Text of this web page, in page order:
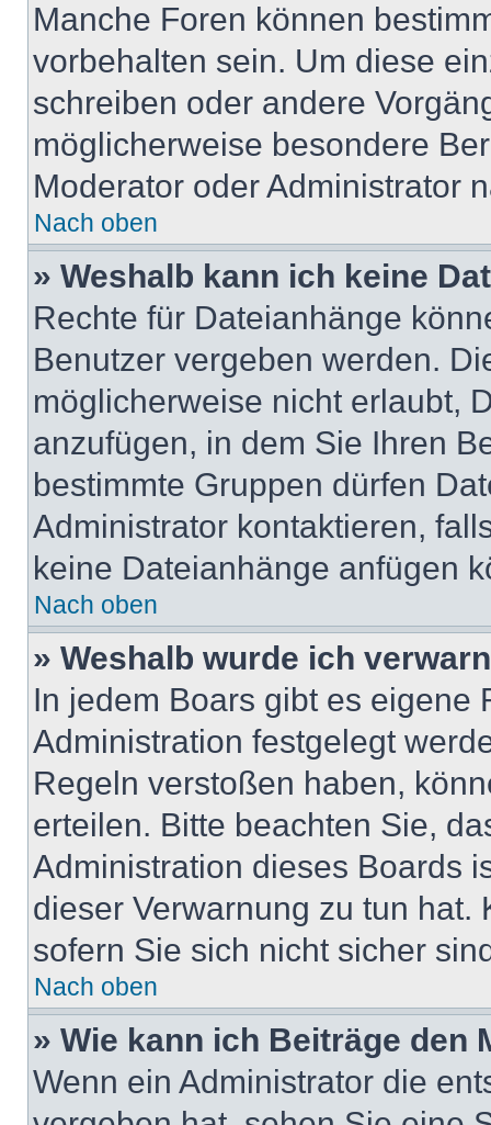
Manche Foren können
vorbehalten sein. Um diese
schreiben oder andere
möglicherweise besondere
Moderator oder Administrator
Nach oben
» Weshalb kann ich keine
Rechte für Dateianhänge
Benutzer vergeben werden.
möglicherweise nicht erlaubt,
anzufügen, in dem Sie Ihren
bestimmte Gruppen dürfen
Administrator kontaktieren,
keine Dateianhänge anfügen
Nach oben
» Weshalb wurde ich
In jedem Boars gibt es eigene
Administration festgelegt
Regeln verstoßen haben,
erteilen. Bitte beachten Sie,
Administration dieses Boards
dieser Verwarnung zu tun hat.
sofern Sie sich nicht sicher
Nach oben
» Wie kann ich Beiträge den
Wenn ein Administrator die